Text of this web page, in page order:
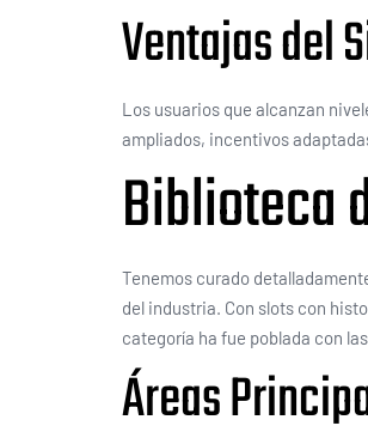
Ventajas del
Los usuarios que alcanzan
ampliados, incentivos
Biblioteca
Tenemos curado
del industria. Con slots con
categoría ha fue poblada con
Áreas